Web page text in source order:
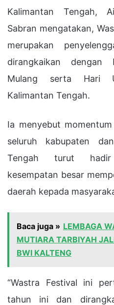
Kalimantan Tengah,
Sabran mengatakan,
merupakan
dirangkaikan dengan
Mulang serta Hari
Kalimantan Tengah.
Ia menyebut
seluruh kabupaten
Tengah turut hadir
kesempatan besar
daerah kepada
Baca juga » LEMBAGA
MUTIARA TARBIYAH
BWI KALTENG
“Wastra Festival ini
tahun ini dan